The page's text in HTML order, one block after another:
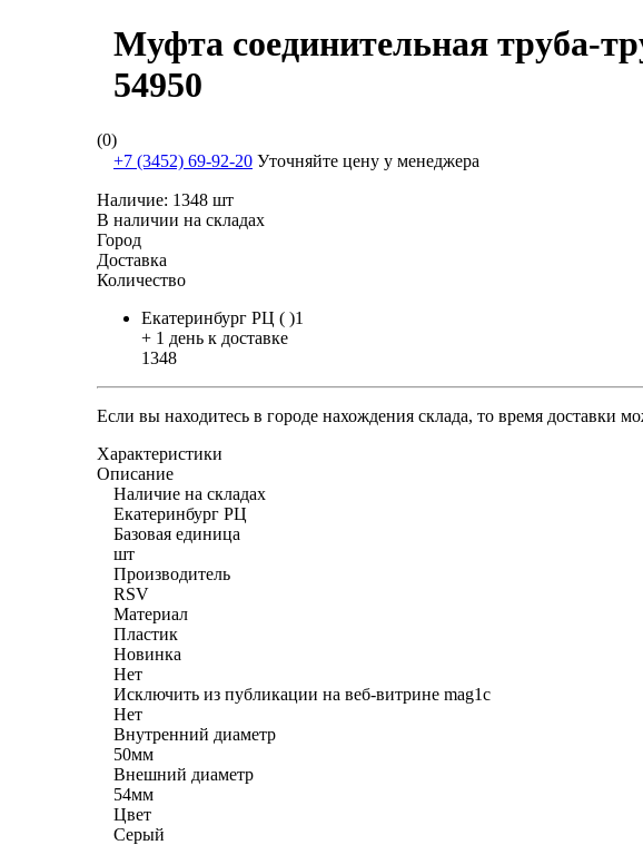
Муфта соединительная труба-
54950
(0)
+7 (3452) 69-92-20 Уточняйте цену у менеджера
Наличие: 1348 шт
В наличии на складах
Город
Доставка
Количество
Екатеринбург РЦ ( )1
+ 1 день к доставке
1348
Если вы находитесь в городе нахождения склада, то время доставки
Характеристики
Описание
Наличие на складах
Екатеринбург РЦ
Базовая единица
шт
Производитель
RSV
Материал
Пластик
Новинка
Нет
Исключить из публикации на веб-витрине mag1c
Нет
Внутренний диаметр
50мм
Внешний диаметр
54мм
Цвет
Серый